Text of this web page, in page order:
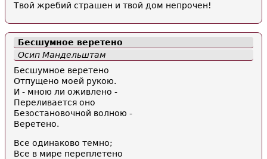
Твой жребий страшен и твой дом непрочен!
Бесшумное веретено
Осип Мандельштам
Бесшумное веретено
Отпущено моей рукою.
И - мною ли оживлено -
Переливается оно
Безостановочной волною -
Веретено.
Все одинаково темно;
Все в мире переплетено